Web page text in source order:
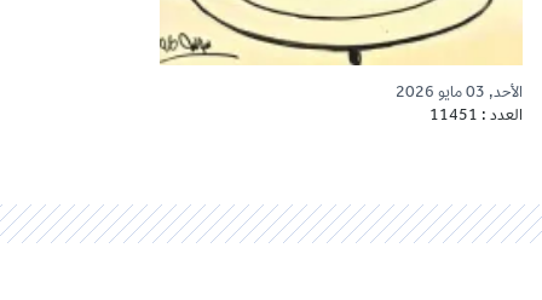
الأحد, 03 مايو 2026
العدد : 11451